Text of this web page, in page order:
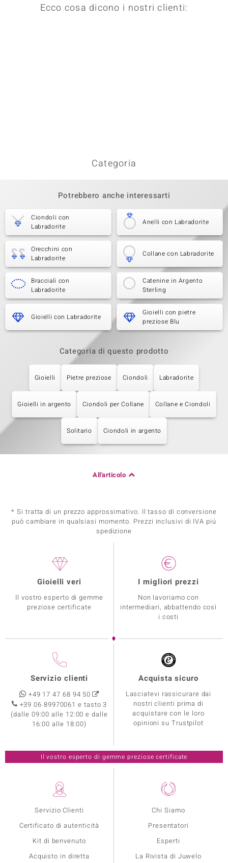
Ecco cosa dicono i nostri clienti:
Categoria
Potrebbero anche interessarti
Ciondoli con
Labradorite
Anelli con Labradorite
Orecchini con
Labradorite
Collane con Labradorite
Bracciali con
Labradorite
Catenine in Argento
Sterling
Gioielli con Labradorite
Gioielli con pietre
preziose Blu
Categoria di questo prodotto
Gioielli Pietre preziose Ciondoli Labradorite
Gioielli in argento Ciondoli per Collane Collane e Ciondoli
Solitario Ciondoli in argento
All'articolo
* Si tratta di un prezzo approssimativo. Il tasso di conversione
può cambiare in qualsiasi momento. Prezzi inclusivi di IVA piú
spedizione
Servizio Clienti
Certificato di autenticità
Kit di benvenuto
Acquisto in diretta
Chi Siamo
Presentatori
Esperti
La Rivista di Juwelo
Gioielli veri
Il vostro esperto di gemme
preziose certificate
I migliori prezzi
Non lavoriamo con
intermediari, abbattendo così
i costi
Servizio clienti
+49 17 47 68 94 50
+39 06 89970061 e tasto 3
(dalle 09:00 alle 12:00 e dalle
16:00 alle 18:00)
Acquista sicuro
Lasciatevi rassicurare dai
nostri clienti prima di
acquistare con le loro
opinioni su Trustpilot
Il vostro esperto di gemme preziose certificate